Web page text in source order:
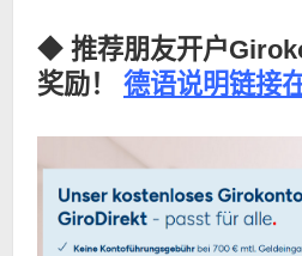
◆ 推荐朋友开户
奖励！
德语说明链接